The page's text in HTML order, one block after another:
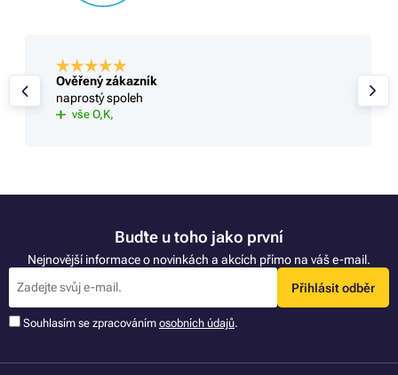
Ověřený zákazník
naprostý spoleh
vše O,K,
Buďte u toho jako první
Nejnovější informace o novinkách a akcích přímo na váš e-mail.
Přihlásit odběr
Souhlasím se zpracováním osobních údajů.